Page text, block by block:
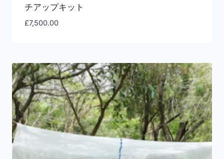
チアップキット
£7,500.00